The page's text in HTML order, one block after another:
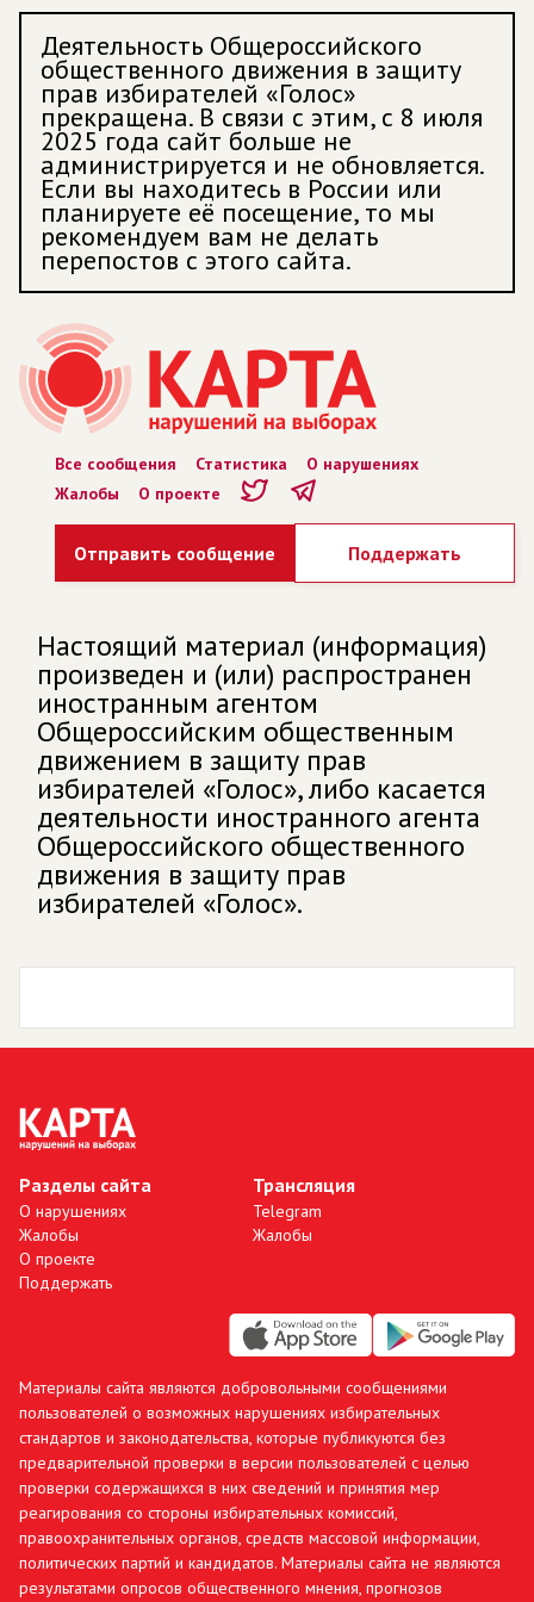
Деятельность Общероссийского
общественного движения в защиту
прав избирателей «Голос»
прекращена. В связи с этим, с 8 июля
2025 года сайт больше не
администрируется и не обновляется.
Если вы находитесь в России или
планируете её посещение, то мы
рекомендуем вам не делать
перепостов с этого сайта.
Все сообщения Статистика
О нарушениях
Жалобы
О проекте
Отправить сообщение Поддержать
Настоящий материал (информация)
произведен и (или) распространен
иностранным агентом
Общероссийским общественным
движением в защиту прав
избирателей «Голос», либо касается
деятельности иностранного агента
Общероссийского общественного
движения в защиту прав
избирателей «Голос».
Разделы сайта
О нарушениях
Жалобы
О проекте
Поддержать
Трансляция
Telegram
Жалобы
Материалы сайта являются добровольными сообщениями
пользователей о возможных нарушениях избирательных
стандартов и законодательства, которые публикуются без
предварительной проверки в версии пользователей с целью
проверки содержащихся в них сведений и принятия мер
реагирования со стороны избирательных комиссий,
правоохранительных органов, средств массовой информации,
политических партий и кандидатов. Материалы сайта не являются
результатами опросов общественного мнения, прогнозов